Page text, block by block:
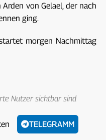
von Gelael, der nach
ging.
morgen Nachmittag
Nutzer sichtbar sind
TELEGRAMM